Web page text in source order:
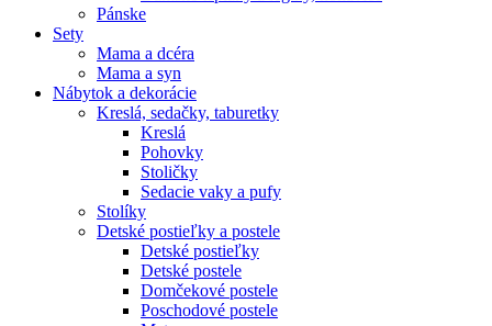
Pánske
Sety
Mama a dcéra
Mama a syn
Nábytok a dekorácie
Kreslá, sedačky, taburetky
Kreslá
Pohovky
Stoličky
Sedacie vaky a pufy
Stolíky
Detské postieľky a postele
Detské postieľky
Detské postele
Domčekové postele
Poschodové postele